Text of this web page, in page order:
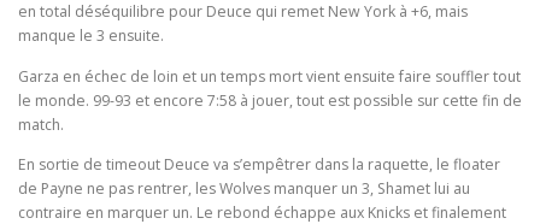
en total déséquilibre pour Deuce qui remet New York à +6, mais
manque le 3 ensuite.
Garza en échec de loin et un temps mort vient ensuite faire souffler tout
le monde. 99-93 et encore 7:58 à jouer, tout est possible sur cette fin de
match.
En sortie de timeout Deuce va s’empêtrer dans la raquette, le floater
de Payne ne pas rentrer, les Wolves manquer un 3, Shamet lui au
contraire en marquer un. Le rebond échappe aux Knicks et finalement